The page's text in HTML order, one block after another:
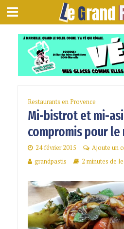
Restaurants en Provence
Mi-bistrot et mi-
compromis pour le
24 février 2015
Ajoute un
grandpastis
2 minutes de